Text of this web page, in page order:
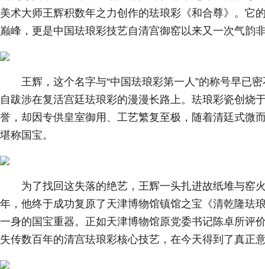
美术大师王辉积数年之力创作的珐琅彩《和合尊》。它
巅峰，更是中国珐琅彩技艺自清宫御窑以来又一次气韵
王辉，这个名字与“中国珐琅彩第一人”的称号早已
自跋涉在复活宫廷珐琅彩的漫漫长路上。珐琅彩瓷创烧
誉，却因专供皇室御用、工艺繁复至极，随着清廷式微
堪称国宝。
为了找回这失落的绝艺，王辉一头扎进故纸堆与窑
年，他终于成功复原了天津博物馆镇馆之宝《清乾隆
一身的国宝重器。正如天津博物馆原党委书记陈卓所评
失传数百年的清宫珐琅彩核心技艺，在今天得到了真正